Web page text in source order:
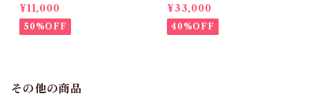
雲 虹 正絹 日本製 九寸
名古屋帯
¥11,000
50%OFF
多織 正絹 日本製 未仕立
て 名古屋帯
¥33,000
40%OFF
その他の商品